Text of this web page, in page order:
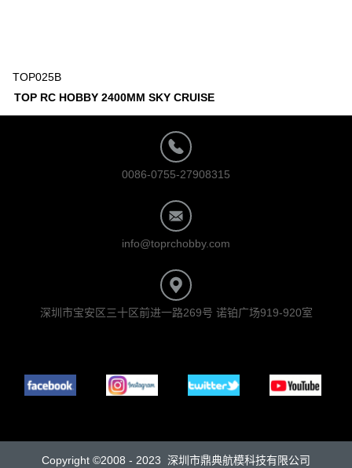
TOP025B
TOP RC HOBBY 2400MM SKY CRUISE
0086-0755-27908315
info@toprchobby.com
深圳市宝安区三十区前进一路269号 诺铂广场919-920室
Copyright ©2008 - 2023 深圳市鼎典航模科技有限公司